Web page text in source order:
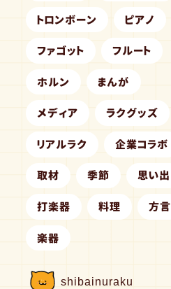
トロンボーン ピアノ
ファゴット フルート
ホルン まんが
メディア ラクグッズ
リアルラク 企業コラボ
取材 季節 思い出
打楽器 料理 方言
楽器
shibainuraku